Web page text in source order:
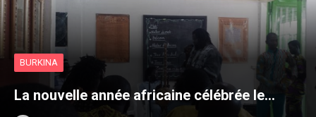
BURKINA
La nouvelle année africaine célébrée le…